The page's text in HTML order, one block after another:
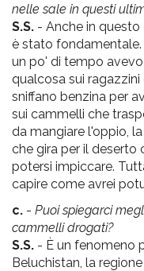
nelle sale in questi
S.S. - Anche in
è stato fondamentale.
un po' di tempo
qualcosa sui
sniffano benzina per
sui cammelli che
da mangiare l'oppio,
che gira per il deserto
potersi impiccare.
capire come avrei
c. - Puoi spiegarci
cammelli drogati?
S.S. - È un fenomeno
Beluchistan, la